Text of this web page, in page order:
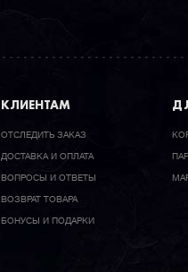
КЛИЕНТАМ
ОТСЛЕДИТЬ ЗАКАЗ
ДОСТАВКА И ОПЛАТА
ВОПРОСЫ И ОТВЕТЫ
ВОЗВРАТ ТОВАРА
БОНУСЫ И ПОДАРКИ